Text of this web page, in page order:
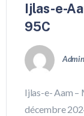
Ijlas-e-
95C
Admin
Ijlas-e- Aam –
décembre